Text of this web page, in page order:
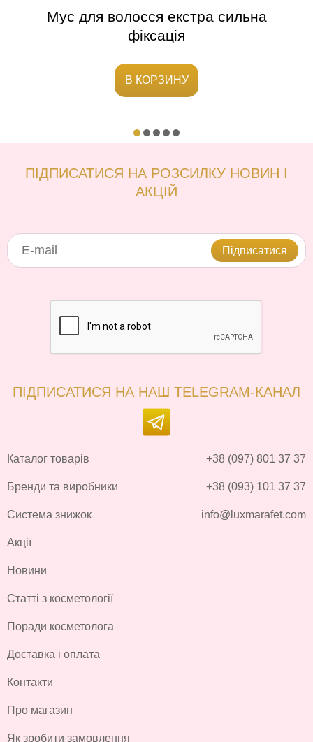
Мус для волосся екстра сильна
фіксація
В КОРЗИНУ
ПІДПИСАТИСЯ НА РОЗСИЛКУ НОВИН І
АКЦІЙ
Підписатися
ПІДПИСАТИСЯ НА НАШ TELEGRAM-КАНАЛ
Каталог товарів
Бренди та виробники
Система знижок
Акції
Новини
Статті з косметології
Поради косметолога
Доставка і оплата
Контакти
Про магазин
Як зробити замовлення
+38 (097) 801 37 37
+38 (093) 101 37 37
info@luxmarafet.com